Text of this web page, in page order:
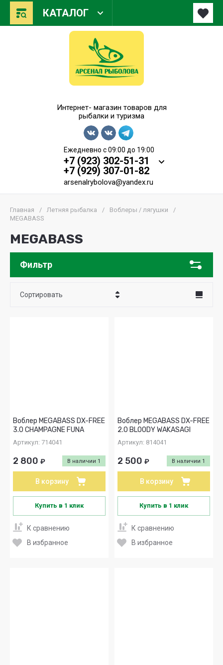
КАТАЛОГ
Интернет- магазин товаров для
рыбалки и туризма
Ежедневно с 09:00 до 19:00
+7 (923) 302-51-31
+7 (929) 307-01-82
arsenalrybolova@yandex.ru
Главная / Летняя рыбалка / Воблеры / лягушки
/
MEGABASS
MEGABASS
Фильтр
Сортировать
Воблер MEGABASS DX-FREE
3.0 CHAMPAGNE FUNA
Артикул: 714041
В наличии 1
2 800 ₽
В корзину
Купить в 1 клик
К сравнению
В избранное
Воблер MEGABASS DX-FREE
2.0 BLOODY WAKASAGI
Артикул: 814041
В наличии 1
2 500 ₽
В корзину
Купить в 1 клик
К сравнению
В избранное